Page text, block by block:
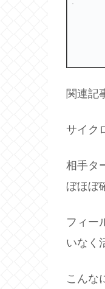
関連記
サイク
相手タ
ぼほぼ
フィー
いなく
こんな